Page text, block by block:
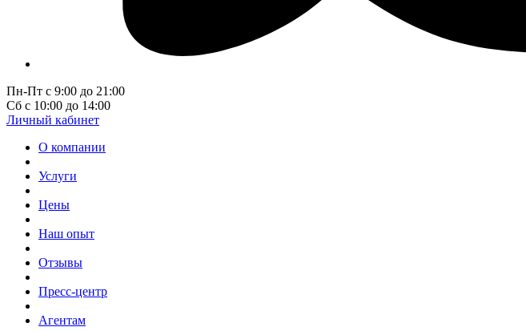
Пн-Пт с 9:00 до 21:00
Сб с 10:00 до 14:00
Личный кабинет
О компании
Услуги
Цены
Наш опыт
Отзывы
Пресс-центр
Агентам